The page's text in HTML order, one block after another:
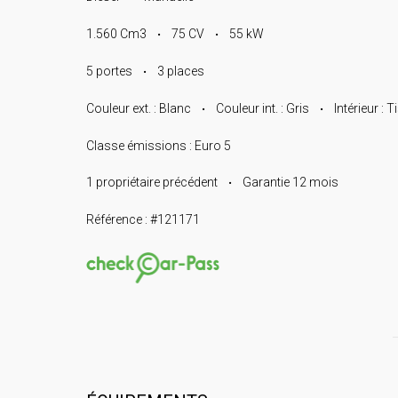
1.560 Cm3 • 75 CV • 55 kW
5 portes • 3 places
Couleur ext. : Blanc • Couleur int. : Gris • Intérieur :
Classe émissions : Euro 5
1 propriétaire précédent • Garantie 12 mois
Référence : #121171